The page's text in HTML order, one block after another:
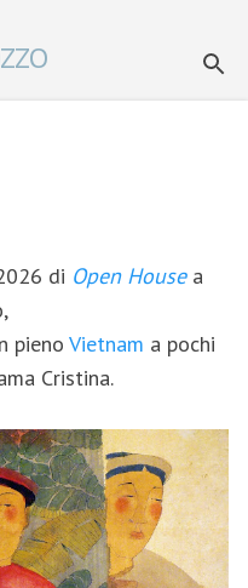
di Open Housea
pieno Vietnam a pochi
Cristina.